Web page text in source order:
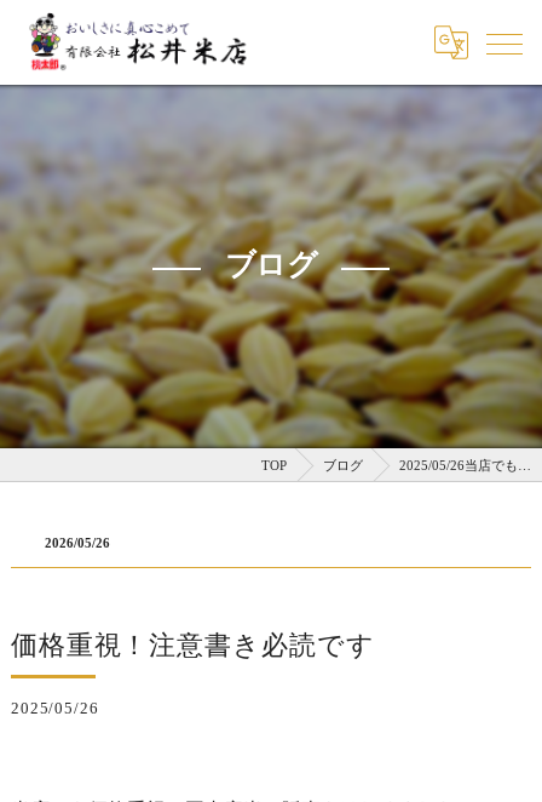
ブログ
TOP ブログ 2025/05/26当店でも…
2026/05/26
価格重視！注意書き必読です
2025/05/26